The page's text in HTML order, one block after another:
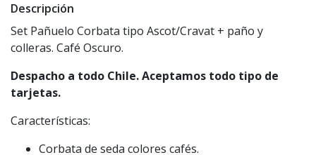
Descripción
Set Pañuelo Corbata tipo Ascot/Cravat + paño y
colleras. Café Oscuro.
Despacho a todo Chile. Aceptamos todo tipo de
tarjetas.
Características:
Corbata de seda colores cafés.